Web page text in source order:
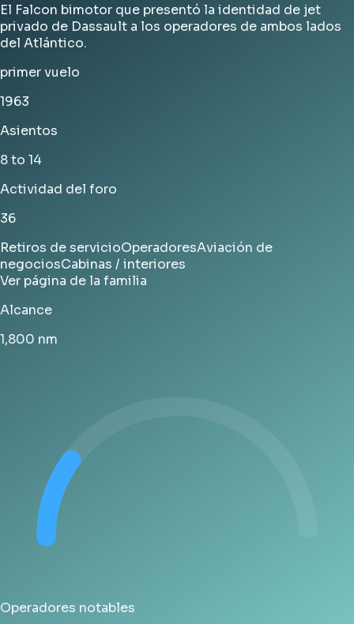
El Falcon bimotor que presentó la identidad de jet
privado de Dassault a los operadores de ambos lados
del Atlántico.
primer vuelo
1963
Asientos
8 to 14
Actividad del foro
36
Retiros de servicioOperadoresAviación de
negociosCabinas / interiores
Ver página de la familia
Alcance
1,800 nm
Operadores notables